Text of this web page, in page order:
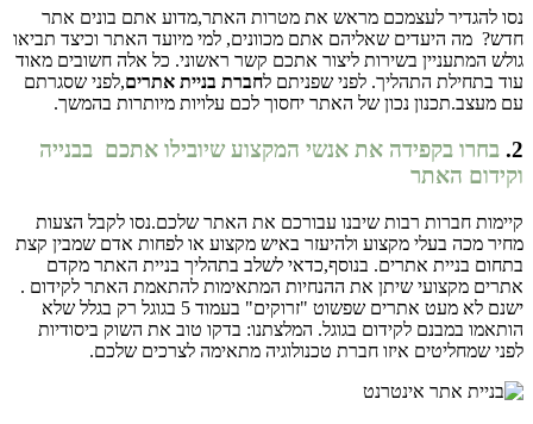
נסו להגדיר לעצמכם מראש את מטרות האתר,מדוע אתם בונים אתר
חדש? מה היעדים שאליהם אתם מכוונים, למי מיועד האתר וכיצד תביאו
גולש המתעניין בשירות ליצור אתכם קשר ראשוני. כל אלה חשובים מאוד
עוד בתחילת התהליך. לפני שפניתם לחברת בניית אתרים,לפני שסגרתם
עם מעצב.תכנון נכון של האתר יחסוך לכם עלויות מיותרות בהמשך.
2. בחרו בקפידה את אנשי המקצוע שיובילו אתכם בבנייה
וקידום האתר
קיימות חברות רבות שיבנו עבורכם את האתר שלכם.נסו לקבל הצעות
מחיר מכה בעלי מקצוע ולהיעזר באיש מקצוע או לפחות אדם שמבין קצת
בתחום בניית אתרים. בנוסף,כדאי לשלב בתהליך בניית האתר מקדם
אתרים מקצועי שיתן את ההנחיות המתאימות להתאמת האתר לקידום .
ישנם לא מעט אתרים שפשוט "זרוקים" בעמוד 5 בגוגל רק בגלל שלא
הותאמו במבנם לקידום בגוגל. המלצתנו: בדקו טוב את השוק ביסודיות
לפני שמחליטים איזו חברת טכנולוגיה מתאימה לצרכים שלכם.